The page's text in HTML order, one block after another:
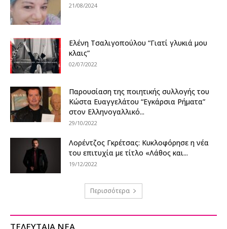
21/08/2024
Ελένη Τσαλιγοπούλου “Γιατί γλυκιά μου
κλαις”
02/07/2022
Παρουσίαση της ποιητικής συλλογής του
Κώστα Ευαγγελάτου “Εγκάρσια Ρήματα”
στον Ελληνογαλλικό...
29/10/2022
Λορέντζος Γκρέτσας: Κυκλοφόρησε η νέα
του επιτυχία με τίτλο «Λάθος και...
19/12/2022
Περισσότερα